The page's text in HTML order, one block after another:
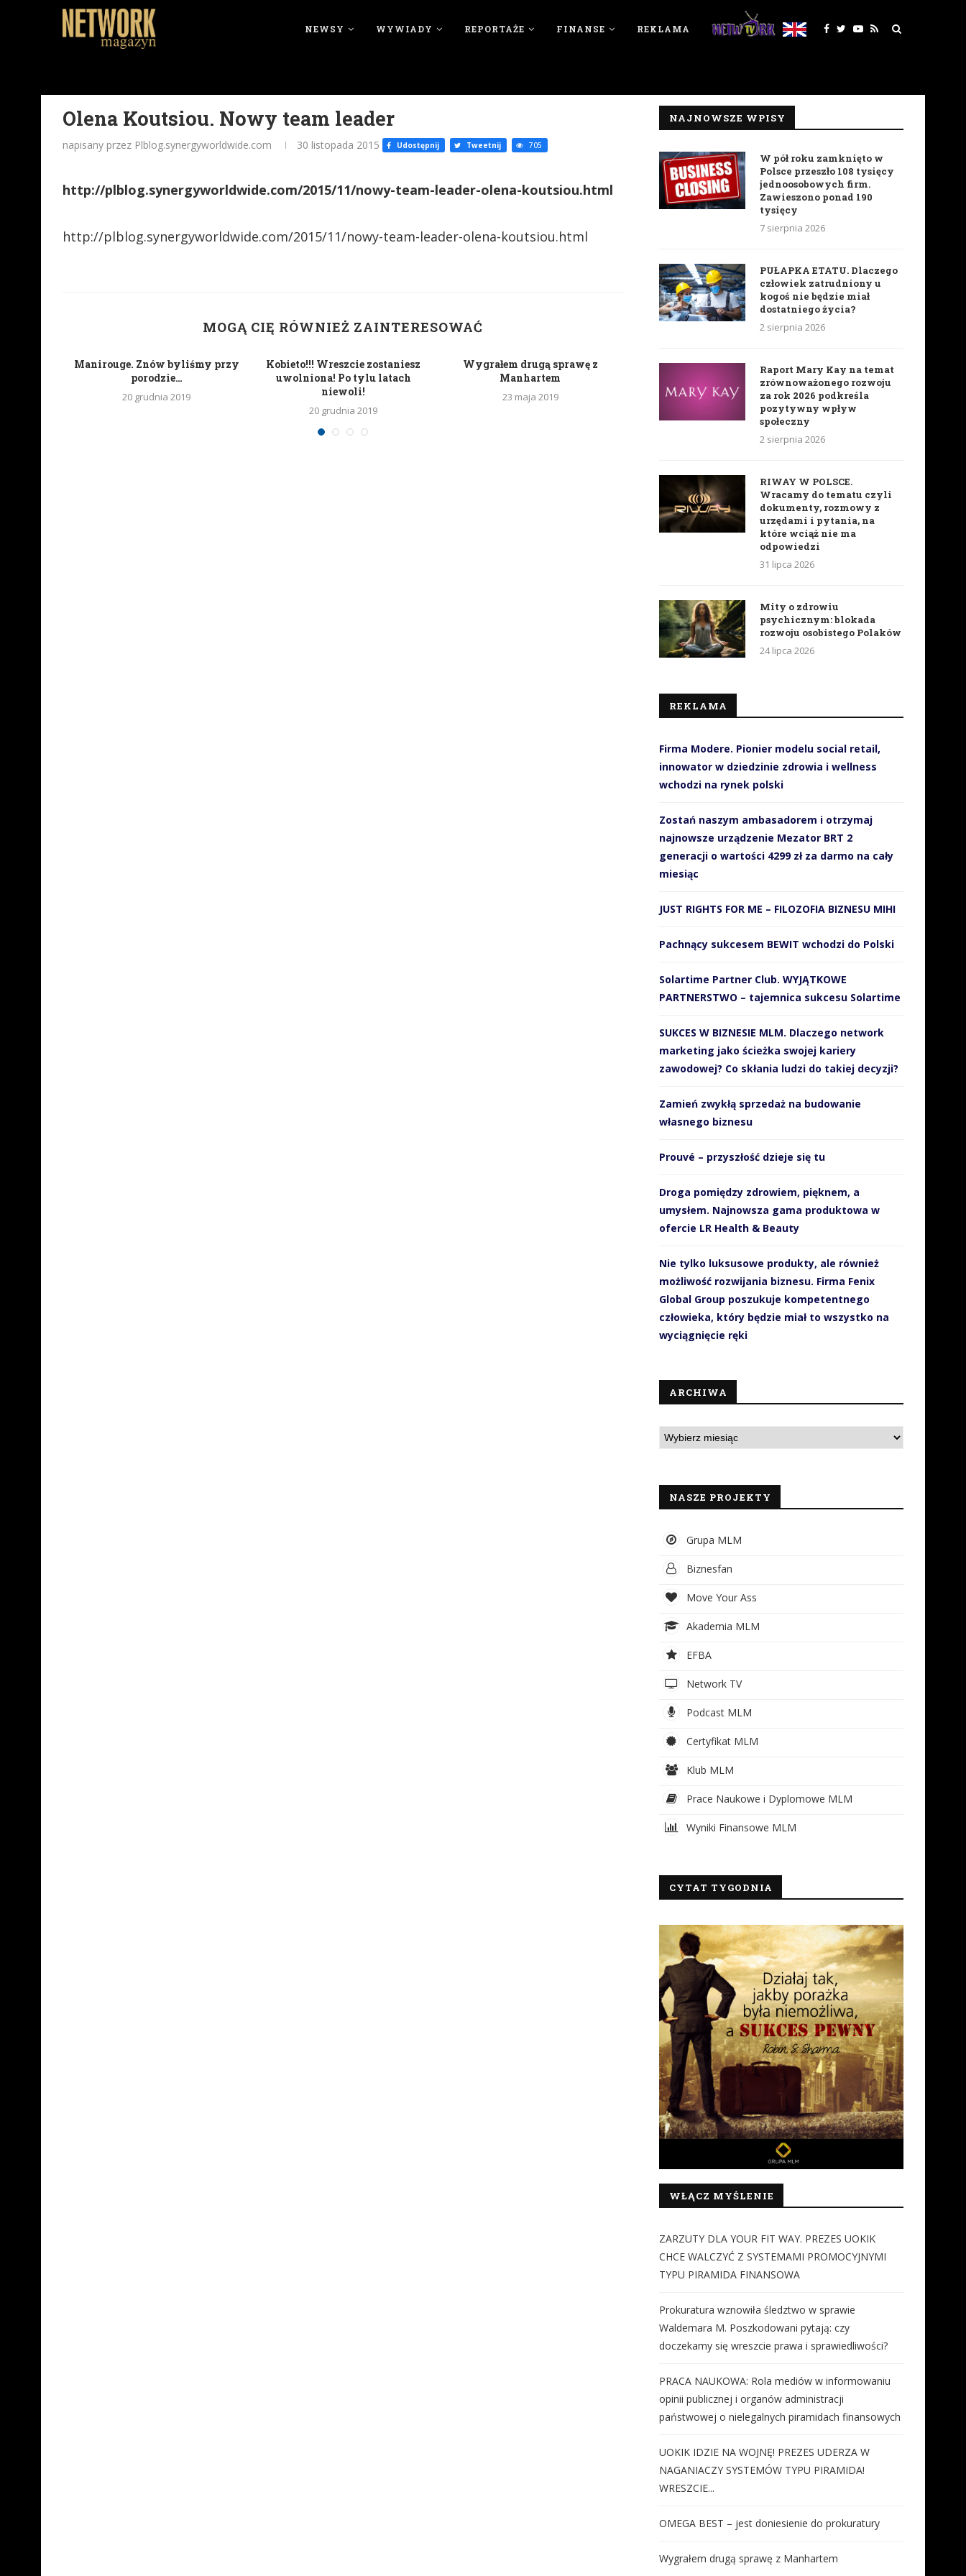
NEWSY WYWIADY REPORTAŻE FINANSE REKLAMA
Olena Koutsiou. Nowy team leader
napisany przez Plblog.synergyworldwide.com 30 listopada 2015 Udostępnij Tweetnij 705
http://plblog.synergyworldwide.com/2015/11/nowy-team-leader-olena-koutsiou.html
http://plblog.synergyworldwide.com/2015/11/nowy-team-leader-olena-koutsiou.html
MOGĄ CIĘ RÓWNIEŻ ZAINTERESOWAĆ
Manirouge. Znów byliśmy przy
porodzie…
20 grudnia 2019
Kobieto!!! Wreszcie zostaniesz
uwolniona! Po tylu latach
niewoli!
20 grudnia 2019
Wygrałem drugą sprawę z
Manhartem
23 maja 2019
Równowaga w życiu równa
równowadze hormonalnej
22 maja 2019
To już nie jest praca. To
PASJA
NAJNOWSZE WPISY
W pół roku zamknięto w
Polsce przeszło 108 tysięcy
jednoosobowych firm.
Zawieszono ponad 190
tysięcy
7 sierpnia 2026
PUŁAPKA ETATU. Dlaczego
człowiek zatrudniony u
kogoś nie będzie miał
dostatniego życia?
2 sierpnia 2026
Raport Mary Kay na temat
zrównoważonego rozwoju
za rok 2026 podkreśla
pozytywny wpływ
społeczny
2 sierpnia 2026
RIWAY W POLSCE.
Wracamy do tematu czyli
dokumenty, rozmowy z
urzędami i pytania, na
które wciąż nie ma
odpowiedzi
31 lipca 2026
Mity o zdrowiu
psychicznym: blokada
rozwoju osobistego Polaków
24 lipca 2026
REKLAMA
Firma Modere. Pionier modelu social retail,
innowator w dziedzinie zdrowia i wellness
wchodzi na rynek polski
Zostań naszym ambasadorem i otrzymaj
najnowsze urządzenie Mezator BRT 2
generacji o wartości 4299 zł za darmo na cały
miesiąc
JUST RIGHTS FOR ME – FILOZOFIA BIZNESU MIHI
Pachnący sukcesem BEWIT wchodzi do Polski
Solartime Partner Club. WYJĄTKOWE
PARTNERSTWO – tajemnica sukcesu Solartime
SUKCES W BIZNESIE MLM. Dlaczego network
marketing jako ścieżka swojej kariery
zawodowej? Co skłania ludzi do takiej decyzji?
Zamień zwykłą sprzedaż na budowanie
własnego biznesu
Prouvé – przyszłość dzieje się tu
Droga pomiędzy zdrowiem, pięknem, a
umysłem. Najnowsza gama produktowa w
ofercie LR Health & Beauty
Nie tylko luksusowe produkty, ale również
możliwość rozwijania biznesu. Firma Fenix
Global Group poszukuje kompetentnego
człowieka, który będzie miał to wszystko na
wyciągnięcie ręki
ARCHIWA
NASZE PROJEKTY
Grupa MLM
Biznesfan
Move Your Ass
Akademia MLM
EFBA
Network TV
Podcast MLM
Certyfikat MLM
Klub MLM
Prace Naukowe i Dyplomowe MLM
Wyniki Finansowe MLM
CYTAT TYGODNIA
WŁĄCZ MYŚLENIE
ZARZUTY DLA YOUR FIT WAY. PREZES UOKIK
CHCE WALCZYĆ Z SYSTEMAMI PROMOCYJNYMI
TYPU PIRAMIDA FINANSOWA
Prokuratura wznowiła śledztwo w sprawie
Waldemara M. Poszkodowani pytają: czy
doczekamy się wreszcie prawa i sprawiedliwości?
PRACA NAUKOWA: Rola mediów w informowaniu
opinii publicznej i organów administracji
państwowej o nielegalnych piramidach finansowych
UOKIK IDZIE NA WOJNĘ! PREZES UDERZA W
NAGANIACZY SYSTEMÓW TYPU PIRAMIDA!
WRESZCIE...
OMEGA BEST – jest doniesienie do prokuratury
Wygrałem drugą sprawę z Manhartem